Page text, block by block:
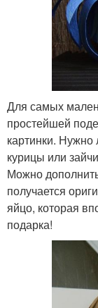
Для самых
простейшей
картинки.
курицы или
Можно
получается
яйцо, которая
подарка!